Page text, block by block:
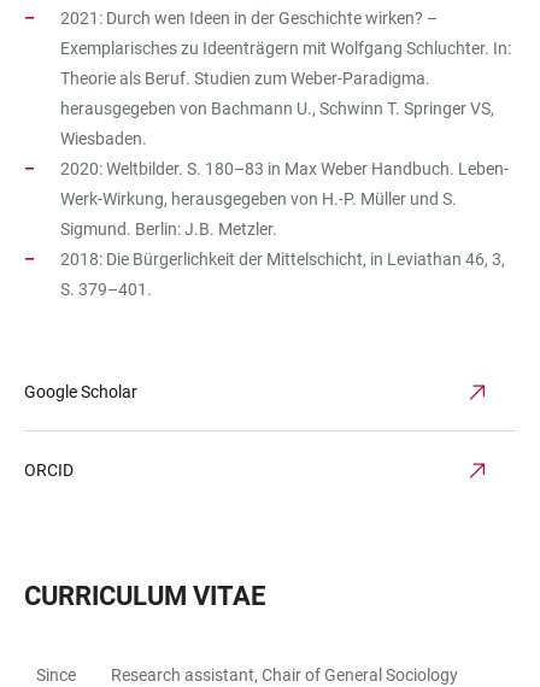
2021: Durch wen Ideen in der Geschichte wirken? –
Exemplarisches zu Ideenträgern mit Wolfgang Schluchter. In:
Theorie als Beruf. Studien zum Weber-Paradigma.
herausgegeben von Bachmann U., Schwinn T. Springer VS,
Wiesbaden.
2020: Weltbilder. S. 180–83 in Max Weber Handbuch. Leben-
Werk-Wirkung, herausgegeben von H.-P. Müller und S.
Sigmund. Berlin: J.B. Metzler.
2018: Die Bürgerlichkeit der Mittelschicht, in Leviathan 46, 3,
S. 379–401.
Google Scholar
ORCID
CURRICULUM VITAE
Since
Research assistant, Chair of General Sociology